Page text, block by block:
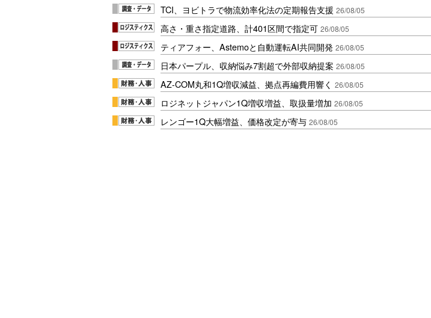
TCI、ヨビトラで物流効率化法の定期報告支援 26/08/05
高さ・重さ指定道路、計401区間で指定可 26/08/05
ティアフォー、Astemoと自動運転AI共同開発 26/08/05
日本パープル、収納悩み7割超で外部収納提案 26/08/05
AZ-COM丸和1Q増収減益、拠点再編費用響く 26/08/05
ロジネットジャパン1Q増収増益、取扱量増加 26/08/05
レンゴー1Q大幅増益、価格改定が寄与 26/08/05